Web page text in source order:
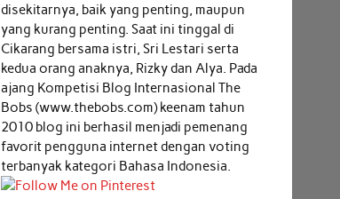
disekitarnya, baik yang penting, maupun
yang kurang penting. Saat ini tinggal di
Cikarang bersama istri, Sri Lestari serta
kedua orang anaknya, Rizky dan Alya. Pada
ajang Kompetisi Blog Internasional The
Bobs (www.thebobs.com) keenam tahun
2010 blog ini berhasil menjadi pemenang
favorit pengguna internet dengan voting
terbanyak kategori Bahasa Indonesia.